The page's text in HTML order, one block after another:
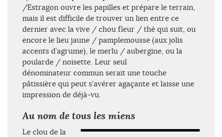
/Estragon ouvre les papilles et prépare le terrain,
mais il est difficile de trouver un lien entre ce
dernier avec la vive / chou fleur / thé qui suit, ou
encore le lieu jaune / pamplemousse (aux jolis
accents d’agrume), le merlu / aubergine, ou la
poularde / noisette. Leur seul
dénominateur commun serait une touche
pâtissière qui peut s’avérer agaçante et laisse une
impression de déjà-vu.
Au nom de tous les miens
Le clou de la